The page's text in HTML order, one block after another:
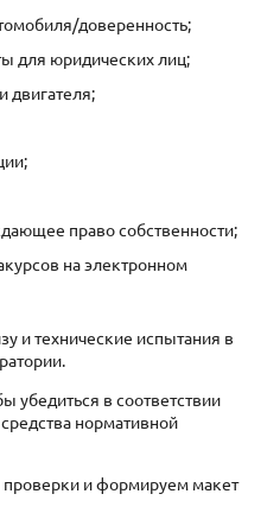
доверенность;
для юридических лиц;
двигателя;
право собственности;
на электронном
и технические испытания в
убедиться в соответствии
нормативной
и формируем макет